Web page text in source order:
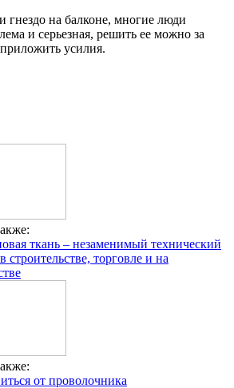
гнездо на балконе, многие люди
и серьезная, решить ее можно за
усилия.
ткань – незаменимый технический
строительстве, торговле и на
от проволочника